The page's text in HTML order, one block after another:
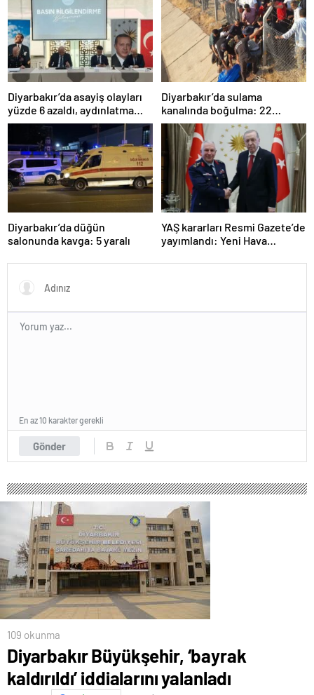
Diyarbakır’da asayiş olayları
yüzde 6 azaldı, aydınlatma
oranı yüzde 98’e yükseldi
Diyarbakır’da sulama
kanalında boğulma: 22
yaşındaki genç hayatını
kaybetti
Diyarbakır’da düğün
salonunda kavga: 5 yaralı
YAŞ kararları Resmi Gazete’de
yayımlandı: Yeni Hava
Orgeneral Rafet Dalkıran
Gönder
En az 10 karakter gerekli
109 okunma
Diyarbakır Büyükşehir, ‘bayrak
kaldırıldı’ iddialarını yalanladı